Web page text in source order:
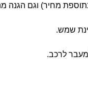
מחיר) וגם הגנה